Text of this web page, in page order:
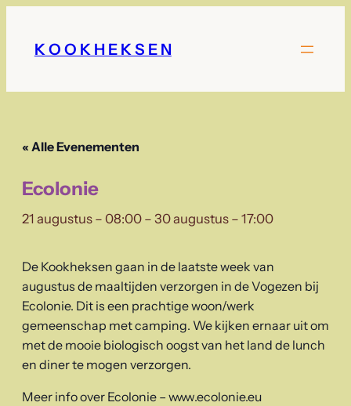
K O O K H E K S E N
« Alle Evenementen
Ecolonie
21 augustus – 08:00 – 30 augustus – 17:00
De Kookheksen gaan in de laatste week van
augustus de maaltijden verzorgen in de Vogezen bij
Ecolonie. Dit is een prachtige woon/werk
gemeenschap met camping. We kijken ernaar uit om
met de mooie biologisch oogst van het land de lunch
en diner te mogen verzorgen.
Meer info over Ecolonie – www.ecolonie.eu